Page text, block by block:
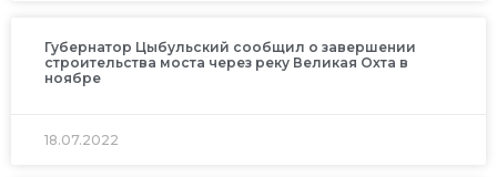
Губернатор Цыбульский сообщил о завершении
строительства моста через реку Великая Охта в
ноябре
18.07.2022